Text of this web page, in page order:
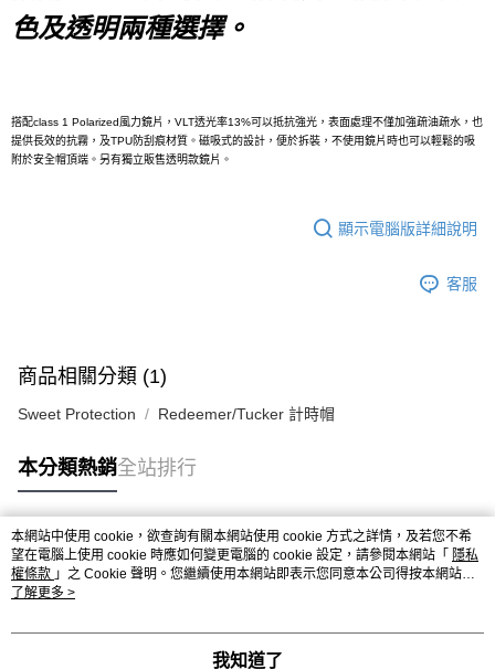
每筆NT$80，滿NT$10,000(含以上)免運費
付款後7-11取貨
每筆NT$80，滿NT$10,000(含以上)免運費
每筆NT$130，滿NT$10,000(含以上)免運費
色及透明兩種選擇。
搭配class 1 Polarized風力鏡片，VLT透光率13%可以抵抗強光，表面處理不僅加強疏油疏水，也
提供長效的抗霧，及TPU防刮痕材質。磁吸式的設計，便於拆裝，不使用鏡片時也可以輕鬆的吸
附於安全帽頂端。另有獨立販售透明款鏡片。
顯示電腦版詳細說明
客服
商品相關分類 (1)
Sweet Protection Redeemer/Tucker 計時帽
本分類熱銷全站排行
熱門標籤
本網站中使用 cookie，欲查詢有關本網站使用 cookie 方式之詳情，及若您不希
望在電腦上使用 cookie 時應如何變更電腦的 cookie 設定，請參閱本網站「 隱私
權條款 」之 Cookie 聲明。您繼續使用本網站即表示您同意本公司得按本網站使
用條款之 Cookie 聲明使用 cookie。
了解更多 >
我知道了